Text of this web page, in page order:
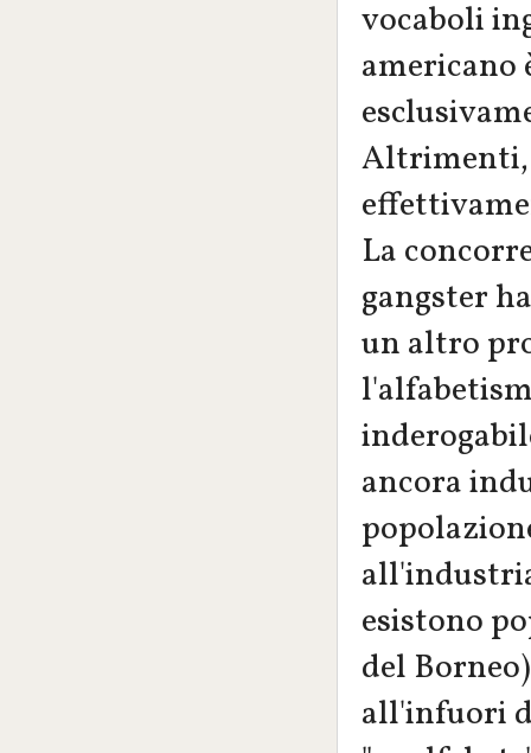
vocaboli
Altrimenti,
La
gangster
un altro
ancora
esistono
del
all'infuori